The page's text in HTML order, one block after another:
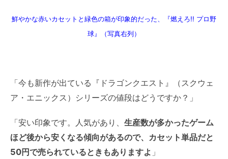
鮮やかな赤いカセットと緑色の箱が印象的だった、『燃えろ!! プロ野
球』（写真右列）
「今も新作が出ている『ドラゴンクエスト』（スクウェ
ア・エニックス）シリーズの値段はどうですか？」
「安い印象です。人気があり、 生産数が多かったゲーム
ほど後から安くなる傾向があるので、カセット単品だと
50円で売られているときもありますよ 」